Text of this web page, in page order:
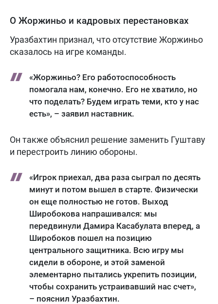
О Жоржиньо и кадровых перестановках
Уразбахтин признал, что отсутствие Жоржиньо
сказалось на игре команды.
«Жоржиньо? Его работоспособность
помогала нам, конечно. Его не хватило, но
что поделать? Будем играть теми, кто у нас
есть», – заявил наставник.
Он также объяснил решение заменить Гуштаву
и перестроить линию обороны.
«Игрок приехал, два раза сыграл по десять
минут и потом вышел в старте. Физически
он еще полностью не готов. Выход
Широбокова напрашивался: мы
передвинули Дамира Касабулата вперед, а
Широбоков пошел на позицию
центрального защитника. Всю игру мы
сидели в обороне, и этой заменой
элементарно пытались укрепить позиции,
чтобы сохранить устраивавший нас счет»,
– пояснил Уразбахтин.